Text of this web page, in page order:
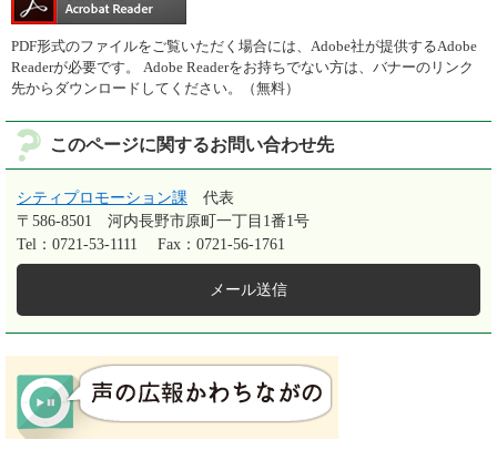
PDF形式のファイルをご覧いただく場合には、Adobe社が提供するAdobe
Readerが必要です。
Adobe Readerをお持ちでない方は、バナーのリンク
先からダウンロードしてください。（無料）
このページに関するお問い合わせ先
シティプロモーション課
代表
〒586-8501
河内長野市原町一丁目1番1号
Tel：0721-53-1111
Fax：0721-56-1761
メール送信